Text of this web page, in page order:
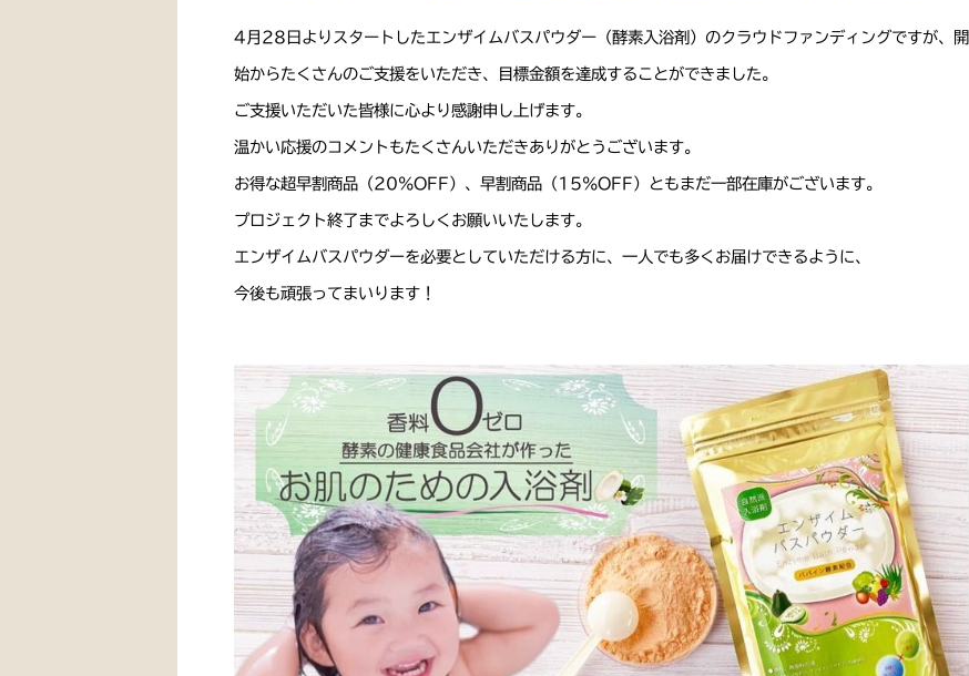
4月28日よりスタートしたエンザイムバスパウダー（酵素入浴剤）のクラウドファンディングですが、開
始からたくさんのご支援をいただき、目標金額を達成することができました。
ご支援いただいた皆様に心より感謝申し上げます。
温かい応援のコメントもたくさんいただきありがとうございます。
お得な超早割商品（20％OFF）、早割商品（15％OFF）ともまだ一部在庫がございます。
プロジェクト終了までよろしくお願いいたします。
エンザイムバスパウダーを必要としていただける方に、一人でも多くお届けできるように、
今後も頑張ってまいります！